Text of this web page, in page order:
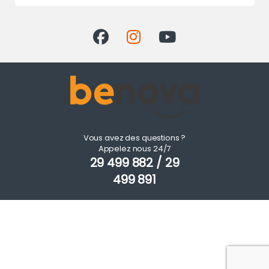
Vous avez des questions ?
Appelez nous 24/7
29 499 882 / 29
499 891